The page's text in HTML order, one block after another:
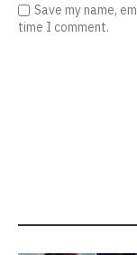
Save my name,
time I comment.